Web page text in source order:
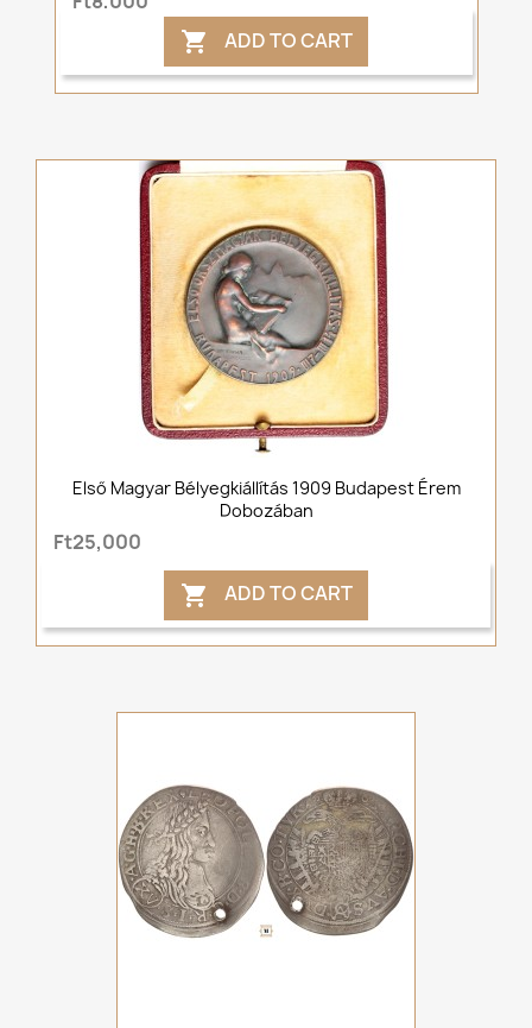
 ADD TO CART
Első Magyar Bélyegkiállítás 1909 Budapest Érem
Dobozában
Ft25,000
 ADD TO CART